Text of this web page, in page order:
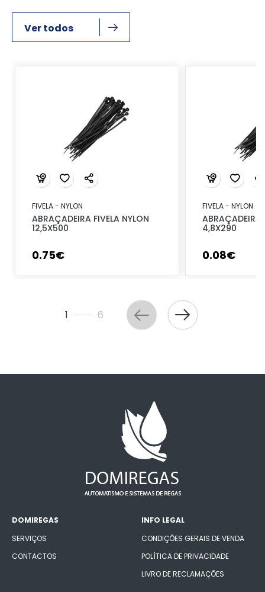
Ver todos
FIVELA - NYLON
ABRAÇADEIRA FIVELA NYLON
12,5X500
0.75€
FIVELA - NYLON
ABRAÇADEIRA
4,8X290
0.08€
1 6
DOMIREGAS
SERVIÇOS
CONTACTOS
INFO LEGAL
CONDIÇÕES GERAIS DE VENDA
POLÍTICA DE PRIVACIDADE
LIVRO DE RECLAMAÇÕES